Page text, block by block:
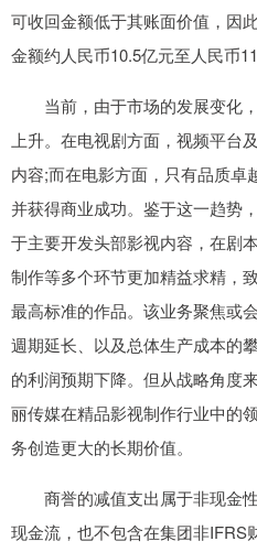
可收回金额低于其账面价值，因
金额约人民币10.5亿元至人民币
当前，由于市场的发展变化
上升。在电视剧方面，视频平台
内容;而在电影方面，只有品质卓
并获得商业成功。鉴于这一趋势
于主要开发头部影视内容，在剧
制作等多个环节更加精益求精，
最高标准的作品。该业务聚焦或
週期延长、以及总体生产成本的
的利润预期下降。但从战略角度
丽传媒在精品影视制作行业中的
务创造更大的长期价值。
商誉的减值支出属于非现金
现金流，也不包含在集团非IFRS